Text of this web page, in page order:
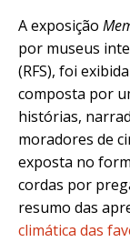
A exposição
por museus
(RFS), foi
composta por
histórias,
moradores de
exposta no
cordas por
resumo das
climática das